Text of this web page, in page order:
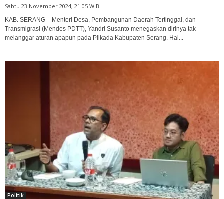
Sabtu 23 November 2024, 21:05 WIB
KAB. SERANG – Menteri Desa, Pembangunan Daerah Tertinggal, dan
Transmigrasi (Mendes PDTT), Yandri Susanto menegaskan dirinya tak
melanggar aturan apapun pada Pilkada Kabupaten Serang. Hal...
Politik